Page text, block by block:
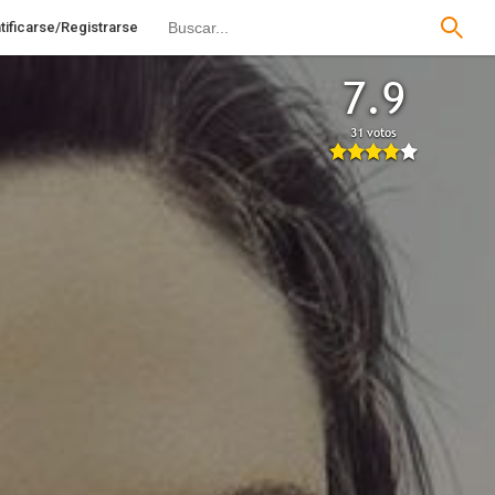
Registrarse
7.9
31 votos